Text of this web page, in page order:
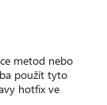
metod nebo
použít tyto
hotfix ve